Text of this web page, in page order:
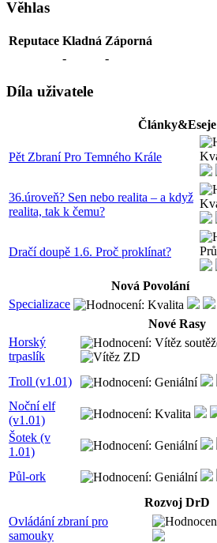
Věhlas
Reputace Kladná Záporná
-
-
Díla uživatele
Články&Eseje
Pět Zbraní Pro Temného Krále
36.úroveň? Sen nebo realita – a když
realita, tak k čemu?
Dračí doupě 1.6. Proč proklínat?
Nová Povolání
Specializace
Nové Rasy
Horský
trpaslík
Troll (v1.01)
Noční elf
(v1.01)
Šotek (v
1.01)
Půl-ork
Rozvoj DrD
Ovládání zbraní pro
samouky